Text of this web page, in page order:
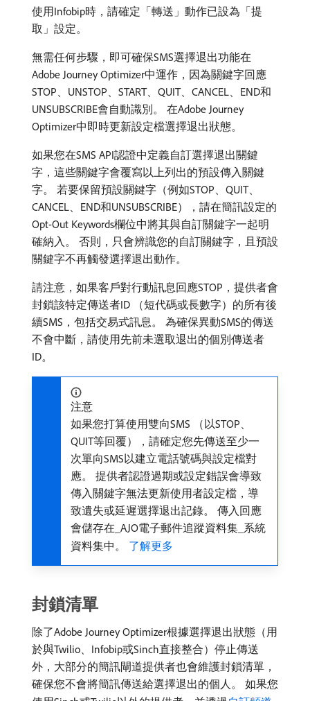
使用Infobip時，請確定「轉送」動作已設為「提
取」設定。
無需任何步驟，即可確保SMS選擇退出功能在
Adobe Journey Optimizer中運作，因為關鍵字回應
STOP、UNSTOP、START、QUIT、CANCEL、END和
UNSUBSCRIBE會自動識別。 在Adobe Journey
Optimizer中即時更新設定檔選擇退出狀態。
如果您在SMS API認證中定義自訂選擇退出關鍵
字，這些關鍵字會覆寫以上列出的預設傳入關鍵
字。 若要保留預設關鍵字（例如STOP、QUIT、
CANCEL、END和UNSUBSCRIBE），請在簡訊設定的
Opt-Out Keywords欄位中將其與自訂關鍵字一起明
確納入。 否則，只會辨識您的自訂關鍵字，且預設
關鍵字不再觸發選擇退出動作。
請注意，如果客戶對行動訊息回應STOP，提供者會
封鎖該特定傳送者ID （短代碼或長數字）的所有後
續SMS，包括交易式訊息。 為確保異動SMS的傳送
不會中斷，請使用先前未選取退出的個別傳送者
ID。
注意
如果您打算使用雙向SMS （以STOP、
QUIT等回覆），請確定您先傳送至少一
次單向SMS以建立電話號碼與設定檔對
應。 提供者認證過期或設定錯誤會導致
傳入關鍵字無法更新使用者設定檔，導
致遺失或延遲選擇退出記錄。 傳入回應
會儲存在​_AJO電子郵件追蹤資料集_​系統
資料集中。 了解更多
封鎖清單
除了Adobe Journey Optimizer根據選擇退出狀態（用
於與Twilio、Infobip或Sinch直接整合）停止傳送
外，大部分的簡訊閘道提供者也會維護封鎖清單，
確保您不會將簡訊傳送給選擇退出的個人。 如果您